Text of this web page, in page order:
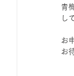
青
し
お
お